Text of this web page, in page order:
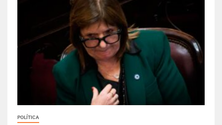
POLÍTICA